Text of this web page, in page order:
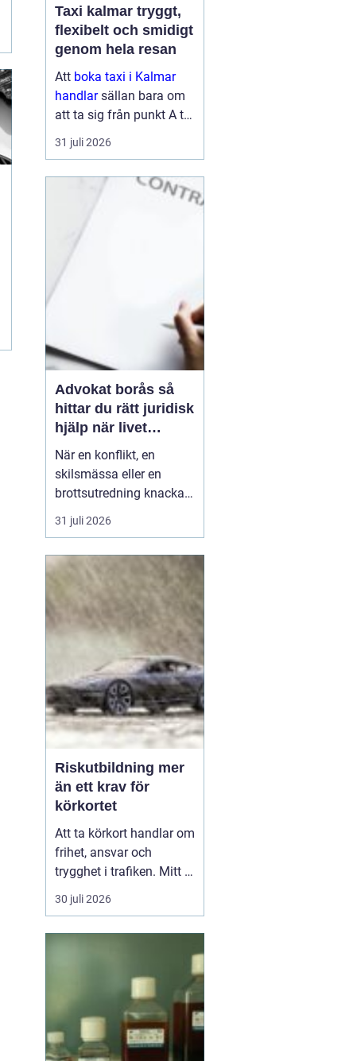
Taxi kalmar tryggt,
flexibelt och smidigt
genom hela resan
Att boka taxi i Kalmar
handlarsällan bara om
att ta sig från punkt A till
punkt B. För många är
resan en viktig del av
semestern. En pålitlig
taxiresa kan betyda att
31 juli 2026
Advokat borås så
hittar du rätt juridisk
hjälp när livet
krånglar
När en konflikt, en
skilsmässa eller en
brottsutredning knackar
på dörren förändras
vardagen snabbt.
länge med att kontakta
jurist, ofta av oro för
kostnader eller för att de
inte vet vart de ska
vända sig. Samtidigt kan
31 juli 2026
Riskutbildning mer
än ett krav för
körkortet
Att ta körkort handlar om
frihet, ansvar och
trygghet i trafiken. Mitt i
allt detta finns
riskutbildning, som
tanke: att ge blivande
förare en realistisk bild
av r...
30 juli 2026